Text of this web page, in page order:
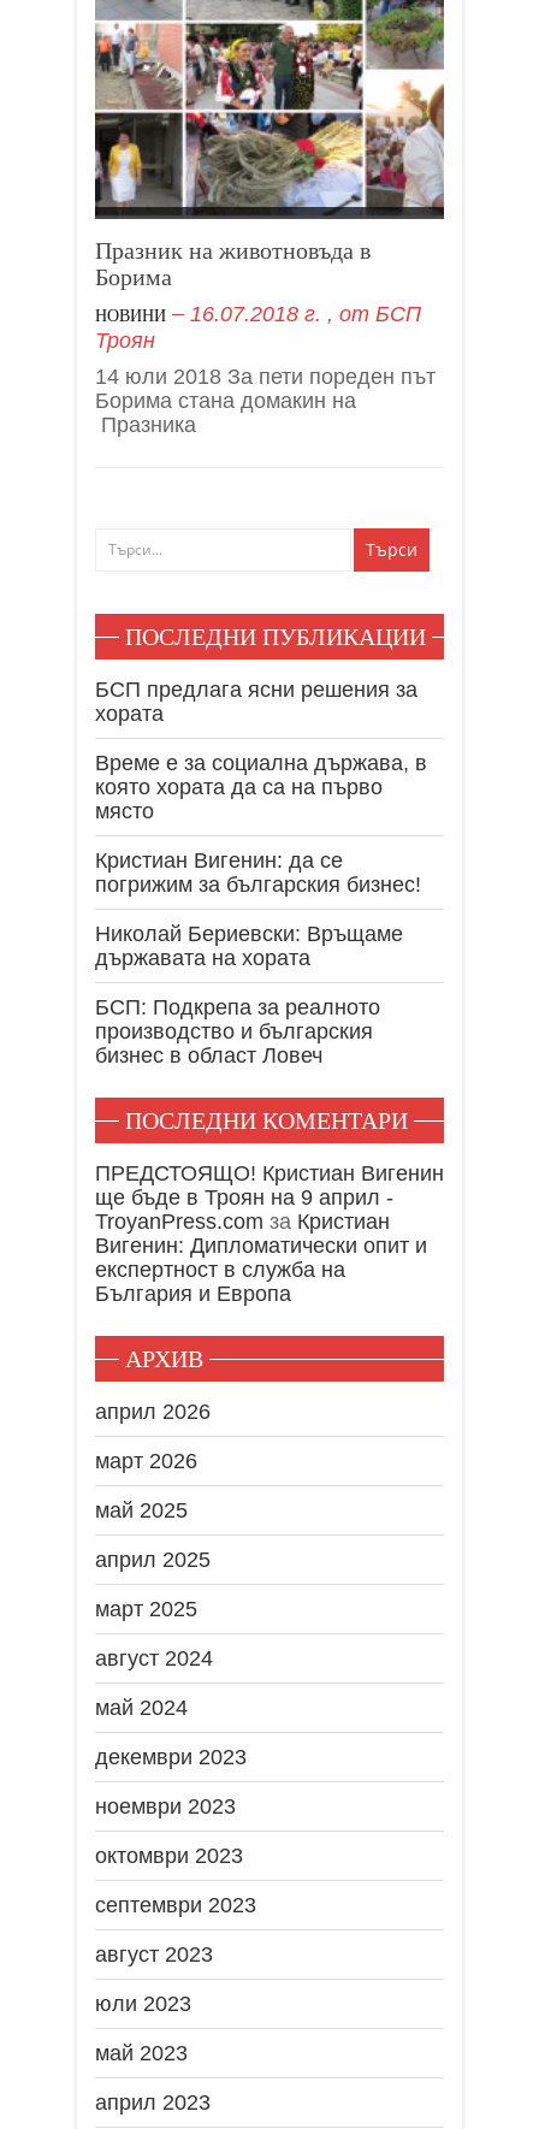
Празник на животновъда в
Борима
НОВИНИ 16.07.2018 г. , от БСП
Троян
14 юли 2018 За пети пореден път
Борима стана домакин на
Празника
ПОСЛЕДНИ ПУБЛИКАЦИИ
БСП предлага ясни решения за
хората
Време е за социална държава, в
която хората да са на първо
място
Кристиан Вигенин: да се
погрижим за българския бизнес!
Николай Бериевски: Връщаме
държавата на хората
БСП: Подкрепа за реалното
производство и българския
бизнес в област Ловеч
ПОСЛЕДНИ КОМЕНТАРИ
ПРЕДСТОЯЩО! Кристиан Вигенин
ще бъде в Троян на 9 април -
TroyanPress.com за Кристиан
Вигенин: Дипломатически опит и
експертност в служба на
България и Европа
АРХИВ
април 2026
март 2026
май 2025
април 2025
март 2025
август 2024
май 2024
декември 2023
ноември 2023
октомври 2023
септември 2023
август 2023
юли 2023
май 2023
април 2023